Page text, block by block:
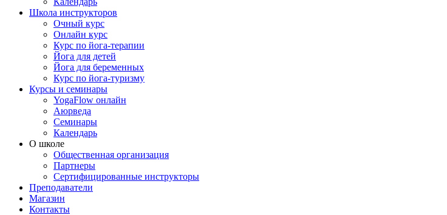
Школа инструкторов
Очный курс
Онлайн курс
Курс по йога-терапии
Йога для детей
Йога для беременных
Курс по йога-туризму
Курсы и семинары
YogaFlow онлайн
Аюрведа
Семинары
Календарь
О школе
Общественная организация
Партнеры
Сертифицированные инструкторы
Преподаватели
Магазин
Контакты